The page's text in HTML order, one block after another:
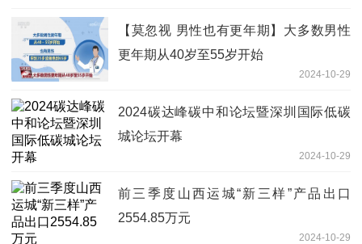
【莫忽视 男性也有更年期】大多数男性
更年期从40岁至55岁开始
2024-10-29
2024碳达峰碳中和论坛暨深圳国际低碳
城论坛开幕
2024-10-29
前三季度山西运城“新三样”产品出口
2554.85万元
2024-10-29